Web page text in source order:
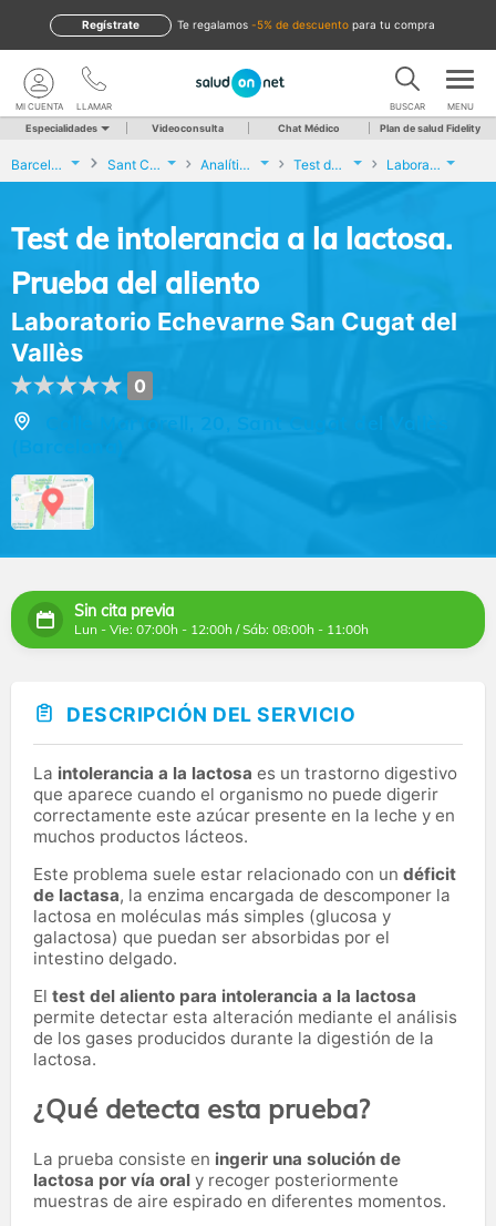
te regalamos -5% de descuento para tu compra
Regístrate
LLAMAR
MI CUENTA BUSCAR MENU
Especialidades Videoconsulta Chat Médico Plan de salud Fidelity
Barcelona Sant Cugat del Vallès Analíticas y Genética Test de intolerancia a la lactosa. Prueba del aliento Laboratorio Echevarne San Cugat del Vallès
Test de intolerancia a la lactosa.
Prueba del aliento
Laboratorio Echevarne San Cugat del
Vallès
0
Sin cita previa
Lun - Vie: 07:00h - 12:00h / Sáb: 08:00h - 11:00h
DESCRIPCIÓN DEL SERVICIO
La intolerancia a la lactosa es un trastorno digestivo
que aparece cuando el organismo no puede digerir
correctamente este azúcar presente en la leche y en
muchos productos lácteos.
Este problema suele estar relacionado con un déficit
de lactasa, la enzima encargada de descomponer la
lactosa en moléculas más simples (glucosa y
galactosa) que puedan ser absorbidas por el
intestino delgado.
El test del aliento para intolerancia a la lactosa
permite detectar esta alteración mediante el análisis
de los gases producidos durante la digestión de la
lactosa.
¿Qué detecta esta prueba?
La prueba consiste en ingerir una solución de
lactosa por vía oral y recoger posteriormente
muestras de aire espirado en diferentes momentos.